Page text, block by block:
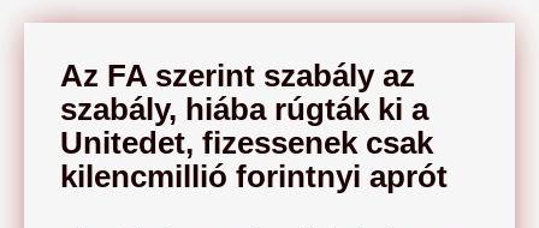
Az FA szerint szabály az
szabály, hiába rúgták ki a
Unitedet, fizessenek csak
kilencmillió forintnyi aprót